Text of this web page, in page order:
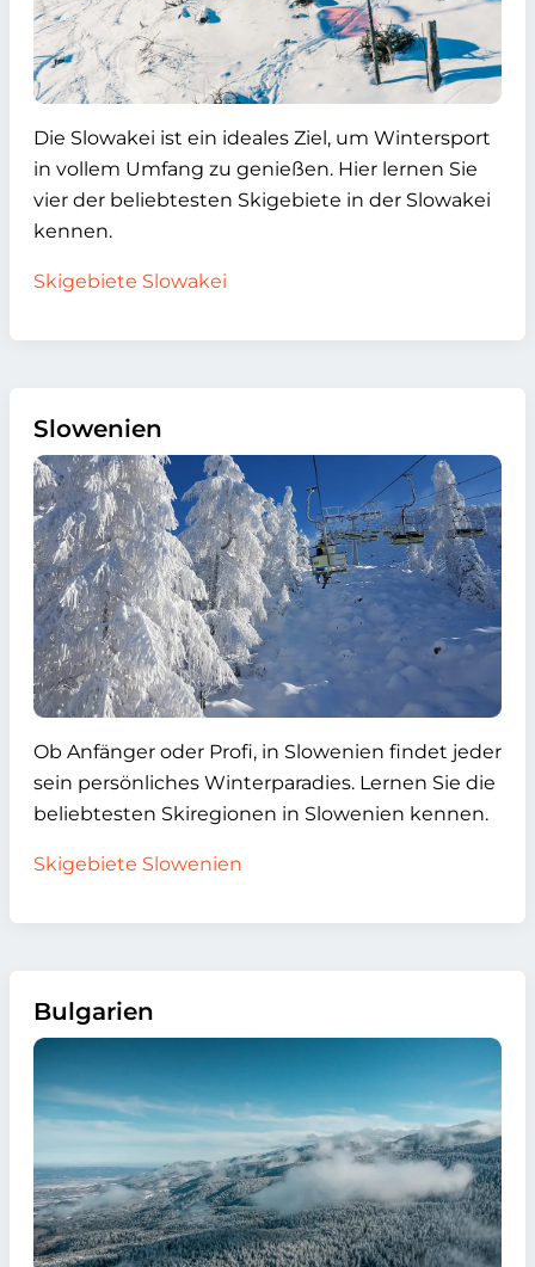
Die Slowakei ist ein ideales Ziel, um Wintersport
in vollem Umfang zu genießen. Hier lernen Sie
vier der beliebtesten Skigebiete in der Slowakei
kennen.
Skigebiete Slowakei
Slowenien
Ob Anfänger oder Profi, in Slowenien findet jeder
sein persönliches Winterparadies. Lernen Sie die
beliebtesten Skiregionen in Slowenien kennen.
Skigebiete Slowenien
Bulgarien